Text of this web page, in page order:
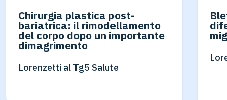
Chirurgia plastica post-
bariatrica: il rimodellamento
del corpo dopo un importante
dimagrimento
Lorenzetti al Tg5 Salute